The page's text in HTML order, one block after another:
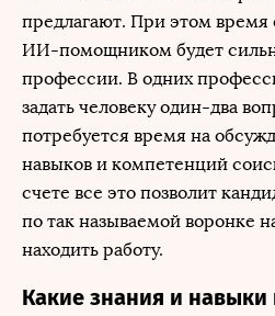
предлагают. При этом время
ИИ-помощником будет
профессии. В одних
задать человеку один-два
потребуется время на
навыков и компетенций
счете все это позволит
по так называемой воронке
находить работу.
Какие знания и навыки